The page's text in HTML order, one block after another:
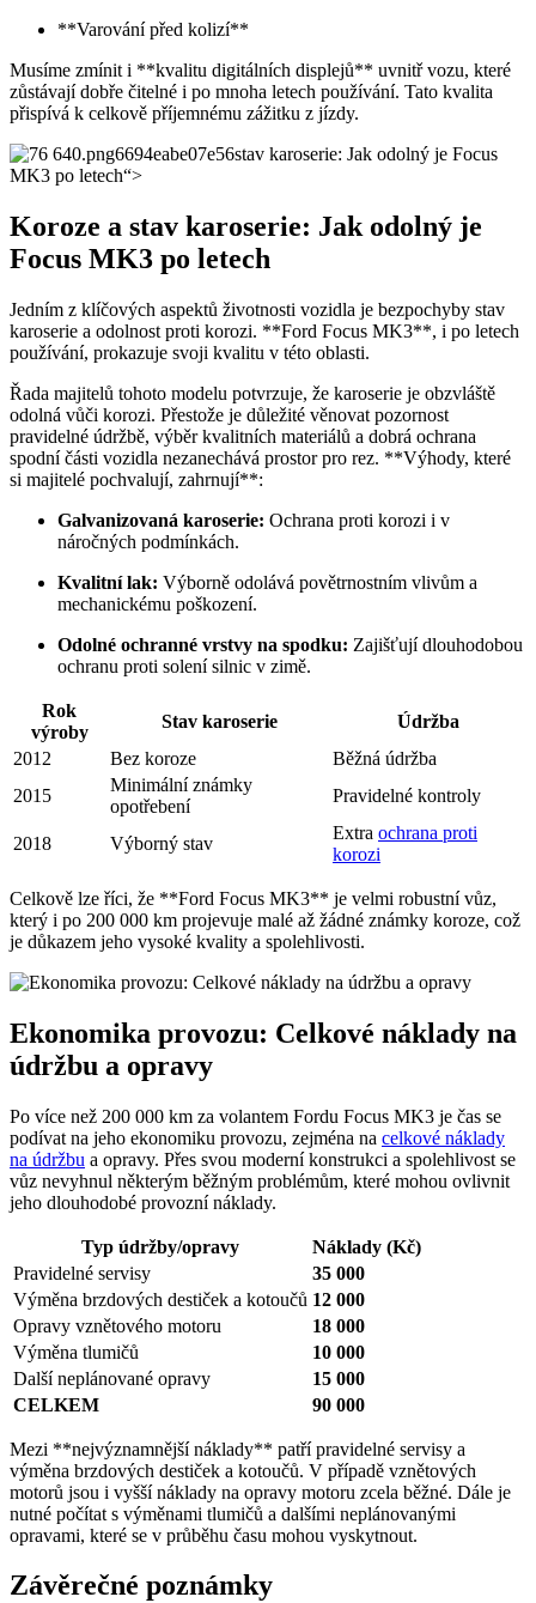
**Varování před kolizí**
Musíme zmínit i **kvalitu digitálních displejů** uvnitř vozu, které
zůstávají dobře čitelné i po mnoha letech používání. Tato kvalita
přispívá k celkově příjemnému zážitku z jízdy.
stav karoserie: Jak odolný je Focus
MK3 po letech“>
Koroze a stav karoserie: Jak odolný je
Focus MK3 po letech
Jedním z klíčových aspektů životnosti vozidla je bezpochyby stav
karoserie a odolnost proti korozi. **Ford Focus MK3**, i po letech
používání, prokazuje svoji kvalitu v této oblasti.
Řada majitelů tohoto modelu potvrzuje, že karoserie je obzvláště
odolná vůči korozi. Přestože je důležité věnovat pozornost
pravidelné údržbě, výběr kvalitních materiálů a dobrá ochrana
spodní části vozidla nezanechává prostor pro rez. **Výhody, které
si majitelé pochvalují, zahrnují**:
Galvanizovaná karoserie: Ochrana proti korozi i v
náročných podmínkách.
Kvalitní lak: Výborně odolává povětrnostním vlivům a
mechanickému poškození.
Odolné ochranné vrstvy na spodku: Zajišťují dlouhodobou
ochranu proti solení silnic v zimě.
Rok
výroby
Stav karoserie
Údržba
2012
Bez koroze
Běžná údržba
2015
Minimální známky
opotřebení
Pravidelné kontroly
2018 Výborný stav
Extra ochrana proti
korozi
Celkově lze říci, že **Ford Focus MK3** je velmi robustní vůz,
který i po 200 000 km projevuje malé až žádné známky koroze, což
je důkazem jeho vysoké kvality a spolehlivosti.
Ekonomika provozu: Celkové náklady na
údržbu a opravy
Po více než 200 000 km za volantem Fordu Focus MK3 je čas se
podívat na jeho ekonomiku provozu, zejména na celkové náklady
na údržbu a opravy. Přes svou moderní konstrukci a spolehlivost se
vůz nevyhnul některým běžným problémům, které mohou ovlivnit
jeho dlouhodobé provozní náklady.
Typ údržby/opravy
Náklady (Kč)
Pravidelné servisy
35 000
Výměna brzdových destiček a kotoučů 12 000
Opravy vznětového motoru
18 000
Výměna tlumičů
10 000
Další neplánované opravy
15 000
CELKEM
90 000
Mezi **nejvýznamnější náklady** patří pravidelné servisy a
výměna brzdových destiček a kotoučů. V případě vznětových
motorů jsou i vyšší náklady na opravy motoru zcela běžné. Dále je
nutné počítat s výměnami tlumičů a dalšími neplánovanými
opravami, které se v průběhu času mohou vyskytnout.
Závěrečné poznámky